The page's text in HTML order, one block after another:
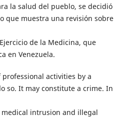
la salud del pueblo, se decidió
que muestra una revisión sobre
de la Medicina, que
en Venezuela.
activities by a
so. It may constitute a crime. In
intrusion and illegal